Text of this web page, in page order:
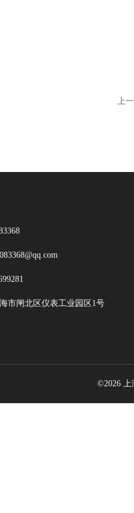
上
市闸北区仪表工业园区1号
©2026